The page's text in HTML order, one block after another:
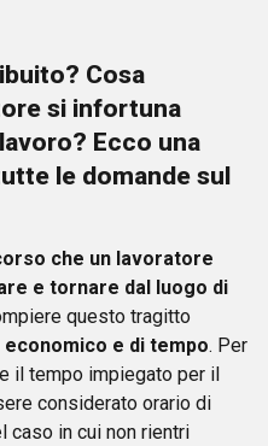
Cosa
si infortuna
Ecco una
le domande sul
che un lavoratore
e tornare dal luogo di
questo tragitto
e di tempo. Per
il tempo impiegato per il
considerato orario di
caso in cui non rientri